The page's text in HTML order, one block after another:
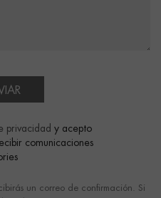
privacidad y acepto
comunicaciones
un correo de confirmación. Si